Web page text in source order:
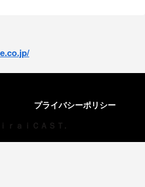
co.jp/
プライバシーポリシー
ｒａｉＣＡＳＴ.